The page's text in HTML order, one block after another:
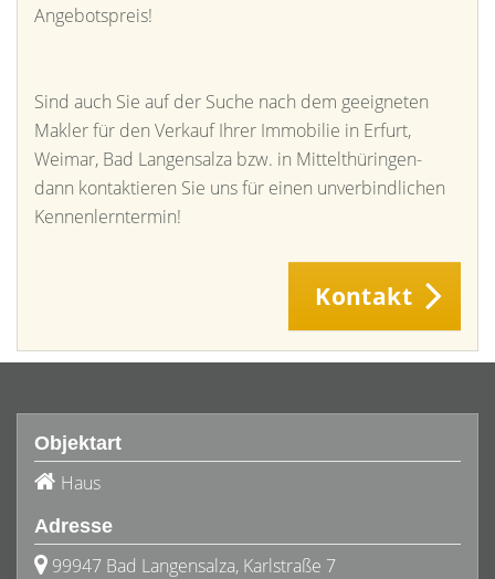
Angebotspreis!
Sind auch Sie auf der Suche nach dem geeigneten
Makler für den Verkauf Ihrer Immobilie in Erfurt,
Weimar, Bad Langensalza bzw. in Mittelthüringen-
dann kontaktieren Sie uns für einen unverbindlichen
Kennenlerntermin!
Kontakt
Objektart
Haus
Adresse
99947 Bad Langensalza, Karlstraße 7